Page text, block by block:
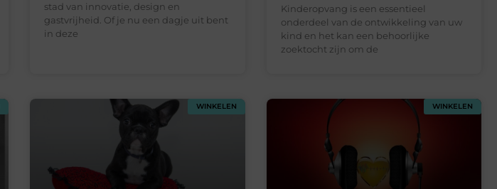
stad van innovatie, design en
gastvrijheid. Of je nu een dagje uit bent
in deze
Kinderopvang is een essentieel
onderdeel van de ontwikkeling van uw
kind en het kan een behoorlijke
zoektocht zijn om de
WINKELEN WINKELEN